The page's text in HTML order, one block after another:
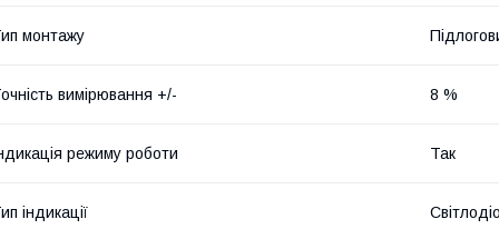
монтажу
вимірювання +/- 8 %
режиму роботи Так
індикації